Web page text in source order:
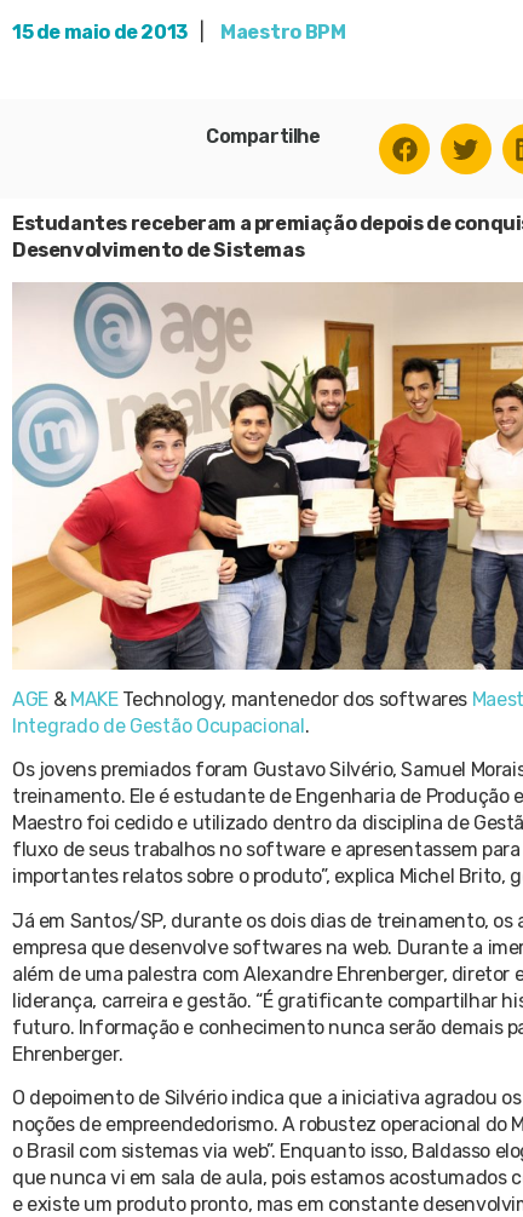
15 de maio de 2013 Maestro BPM
Compartilhe
Estudantes receberam a premiação depois de
Desenvolvimento de Sistemas
AGE & MAKETechnology, mantenedor dos softwares
Integrado de Gestão Ocupacional.
Os jovens premiados foram Gustavo Silvério, Samuel
treinamento. Ele é estudante de Engenharia de Produção
Maestro foi cedido e utilizado dentro da disciplina de
fluxo de seus trabalhos no software e apresentassem
importantes relatos sobre o produto”, explica Michel Brito,
Já em Santos/SP, durante os dois dias de treinamento,
empresa que desenvolve softwares na web. Durante a
além de uma palestra com Alexandre Ehrenberger,
liderança, carreira e gestão. “É gratificante compartilhar
futuro. Informação e conhecimento nunca serão demais
Ehrenberger.
O depoimento de Silvério indica que a iniciativa agradou
noções de empreendedorismo. A robustez operacional
o Brasil com sistemas via web”. Enquanto isso, Baldasso
que nunca vi em sala de aula, pois estamos
e existe um produto pronto, mas em constante